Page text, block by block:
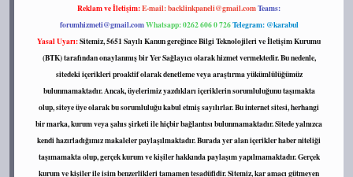
Reklam ve İletişim:E-mail:backlinkpaneli@gmail.comTeams:
forumhizmeti@gmail.comWhatsapp: 0262 606 0 726Telegram: @karabul
Yasal Uyarı:Sitemiz, 5651 Sayılı Kanun gereğince Bilgi Teknolojileri ve İletişim Kurumu
(BTK) tarafından onaylanmış bir Yer Sağlayıcı olarak hizmet vermektedir. Bu nedenle,
sitedeki içerikleri proaktif olarak denetleme veya araştırma yükümlülüğümüz
bulunmamaktadır. Ancak, üyelerimiz yazdıkları içeriklerin sorumluluğunu taşımakta
olup, siteye üye olarak bu sorumluluğu kabul etmiş sayılırlar. Bu internet sitesi, herhangi
bir marka, kurum veya şahıs şirketi ile hiçbir bağlantısı bulunmamaktadır. Sitede yalnızca
kendi hazırladığımız makaleler paylaşılmaktadır. Burada yer alan içerikler haber niteliği
taşımamakta olup, gerçek kurum ve kişiler hakkında paylaşım yapılmamaktadır. Gerçek
kurum ve kişiler ile isim benzerlikleri tamamen tesadüfidir. Sitemiz, kar amacı gütmeyen